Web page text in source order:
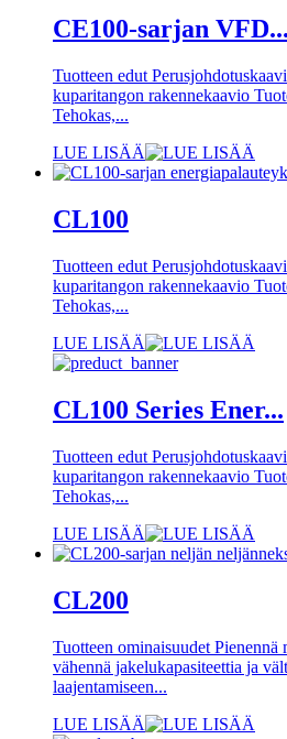
CE100-sarjan VFD...
Tuotteen edut
kuparitangon rakennekaavio
Tehokas,...
LUE LISÄÄ
CL100
Tuotteen edut
kuparitangon rakennekaavio
Tehokas,...
LUE LISÄÄ
CL100 Series Ener...
Tuotteen edut
kuparitangon rakennekaavio
Tehokas,...
LUE LISÄÄ
CL200
Tuotteen ominaisuudet
vähennä jakelukapasiteettia ja
laajentamiseen...
LUE LISÄÄ